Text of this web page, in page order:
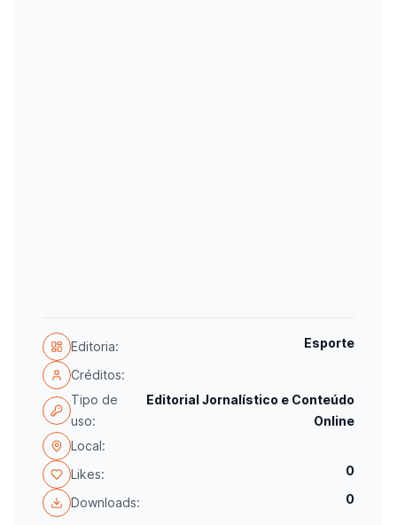
Editoria: Esporte
Créditos:
Tipo de
uso:
Editorial Jornalístico e Conteúdo
Online
Local:
Likes:
0
Downloads: 0